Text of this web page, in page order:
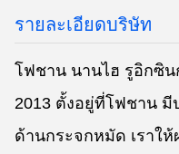
รายละเอียดบริษัท
โฟชาน นานไฮ รูอิกซิน
2013 ตั้งอยู่ที่โฟชาน
ด้านกระจกหมัด เราใ